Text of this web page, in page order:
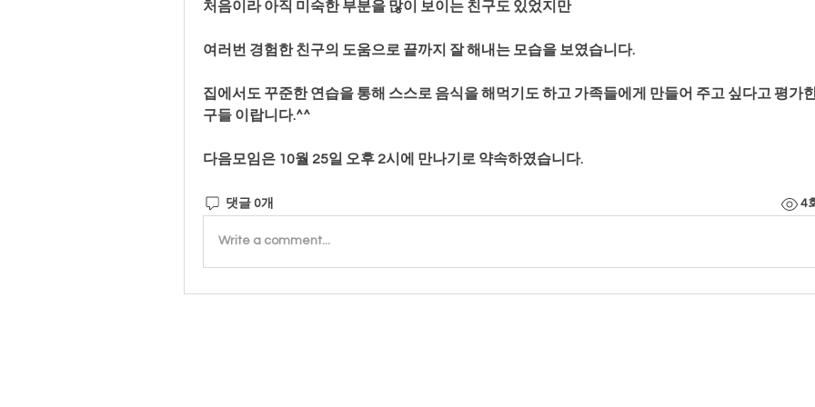
처음이라 아직 미숙한 부분을 많이 보이는 친구도 있었지만
여러번 경험한 친구의 도움으로 끝까지 잘 해내는 모습을 보였습니다.
집에서도 꾸준한 연습을 통해 스스로 음식을 해먹기도 하고 가족들에게 만들어 주고 싶다고 평가
구들 이랍니다.^^
다음모임은 10월 25일 오후 2시에 만나기로 약속하였습니다.
댓글 0개 4
Write a comment...